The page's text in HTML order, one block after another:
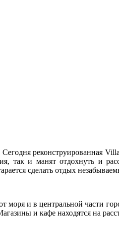
реконструированная
так и манят отдохнуть и
сделать отдых
и в центральной части
и кафе находятся на